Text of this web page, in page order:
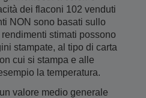
dei flaconi 102 venduti
NON sono basati sullo
stimati possono
stampate, al tipo di carta
cui si stampa e alle
la temperatura.
valore medio generale